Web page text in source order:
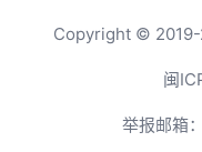
Copyright ©
闽
举报邮箱：